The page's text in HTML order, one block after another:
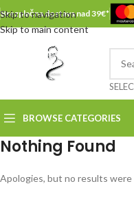
Skip to navigation
Skip to main content
Brezplačna dostava nad 39€*
BROWSE CATEGORIES
Nothing Found
Apologies, but no results